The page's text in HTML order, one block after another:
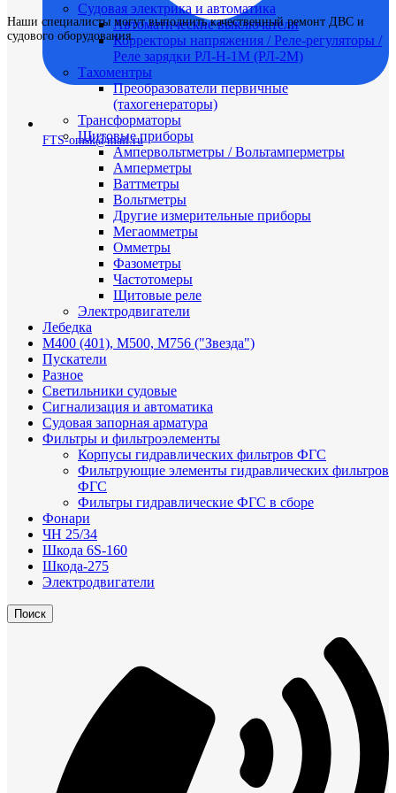
FTS-omsk@mail.ru
Судовая электрика и автоматика
Автоматические выключатели
Корректоры напряжения / Реле-регуляторы /
Реле зарядки РЛ-Н-1М (РЛ-2М)
Тахоментры
Преобразователи первичные
(тахогенераторы)
Трансформаторы
Щитовые приборы
Ампервольтметры / Вольтамперметры
Амперметры
Ваттметры
Вольтметры
Другие измерительные приборы
Мегаомметры
Омметры
Фазометры
Частотомеры
Щитовые реле
Электродвигатели
Лебедка
М400 (401), М500, М756 ("Звезда")
Пускатели
Разное
Светильники судовые
Сигнализация и автоматика
Судовая запорная арматура
Фильтры и фильтроэлементы
Корпусы гидравлических фильтров ФГС
Фильтрующие элементы гидравлических фильтров
ФГС
Фильтры гидравлические ФГС в сборе
Фонари
ЧН 25/34
Шкода 6S-160
Шкода-275
Электродвигатели
Поиск
Наши специалисты могут выполнить качественный ремонт ДВС и
судового оборудования.